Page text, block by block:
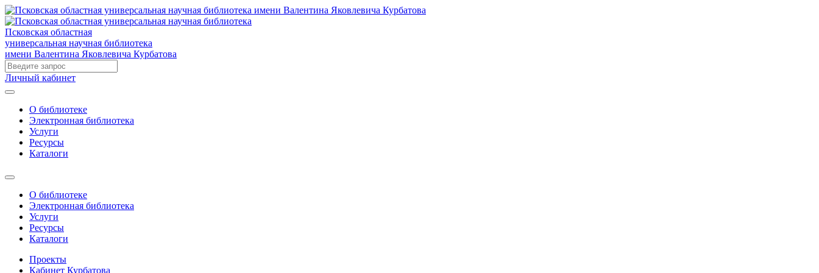
Псковская областная
универсальная научная библиотека
имени Валентина Яковлевича Курбатова
Личный кабинет
О библиотеке
Электронная библиотека
Услуги
Ресурсы
Каталоги
О библиотеке
Электронная библиотека
Услуги
Ресурсы
Каталоги
Проекты
Кабинет Курбатова